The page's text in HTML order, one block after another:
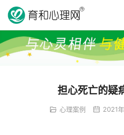
担心死亡的疑
心理案例 2021